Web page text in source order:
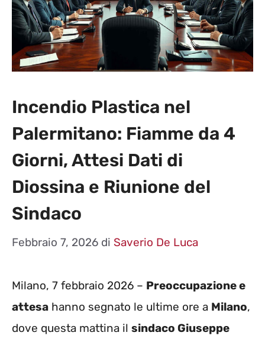
Incendio Plastica nel
Palermitano: Fiamme da 4
Giorni, Attesi Dati di
Diossina e Riunione del
Sindaco
Febbraio 7, 2026 di Saverio De Luca
Milano, 7 febbraio 2026 – Preoccupazione e
attesa hanno segnato le ultime ore a Milano,
dove questa mattina il sindaco Giuseppe